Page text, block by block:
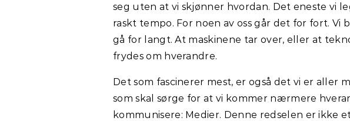
seg uten at vi skjønner hvordan. Det eneste vi
raskt tempo. For noen av oss går det for fort. Vi
gå for langt. At maskinene tar over, eller at
frydes om hverandre.
Det som fascinerer mest, er også det vi er aller
som skal sørge for at vi kommer nærmere
kommunisere: Medier. Denne redselen er ikke